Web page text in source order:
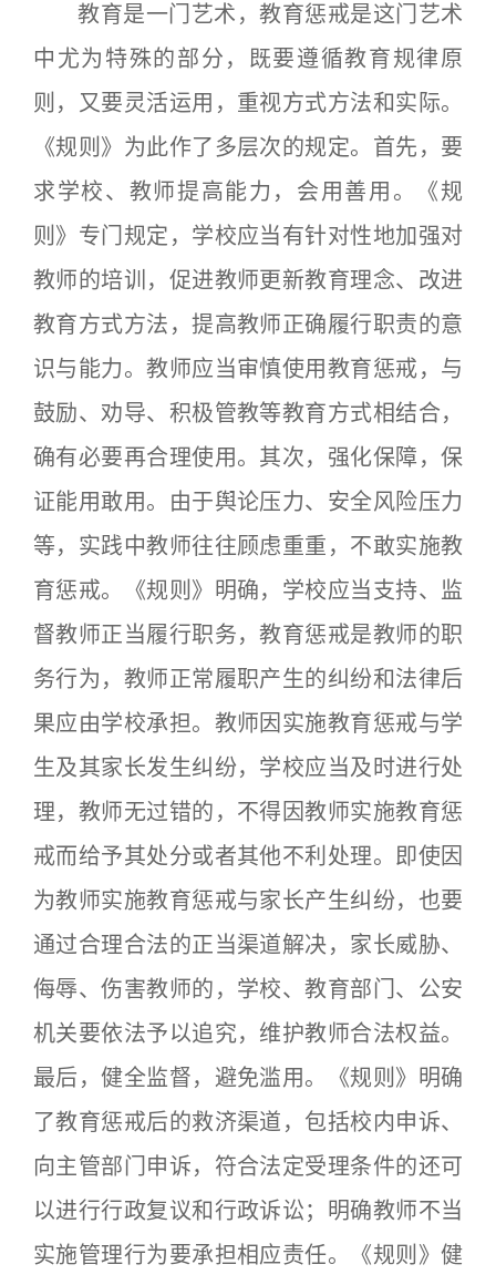
教育是一门艺术，教育惩戒是这门艺术
中尤为特殊的部分，既要遵循教育规律原
则，又要灵活运用，重视方式方法和实际。
《规则》为此作了多层次的规定。首先，要
求学校、教师提高能力，会用善用。《规
则》专门规定，学校应当有针对性地加强对
教师的培训，促进教师更新教育理念、改进
教育方式方法，提高教师正确履行职责的意
识与能力。教师应当审慎使用教育惩戒，与
鼓励、劝导、积极管教等教育方式相结合，
确有必要再合理使用。其次，强化保障，保
证能用敢用。由于舆论压力、安全风险压力
等，实践中教师往往顾虑重重，不敢实施教
育惩戒。《规则》明确，学校应当支持、监
督教师正当履行职务，教育惩戒是教师的职
务行为，教师正常履职产生的纠纷和法律后
果应由学校承担。教师因实施教育惩戒与学
生及其家长发生纠纷，学校应当及时进行处
理，教师无过错的，不得因教师实施教育惩
戒而给予其处分或者其他不利处理。即使因
为教师实施教育惩戒与家长产生纠纷，也要
通过合理合法的正当渠道解决，家长威胁、
侮辱、伤害教师的，学校、教育部门、公安
机关要依法予以追究，维护教师合法权益。
最后，健全监督，避免滥用。《规则》明确
了教育惩戒后的救济渠道，包括校内申诉、
向主管部门申诉，符合法定受理条件的还可
以进行行政复议和行政诉讼；明确教师不当
实施管理行为要承担相应责任。《规则》健